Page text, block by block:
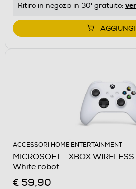
Ritiro in negozio in 30' gratuito:
AGGIUNGI
ACCESSORI HOME ENTERTAINMENT
MICROSOFT - XBOX
White robot
€ 59,90